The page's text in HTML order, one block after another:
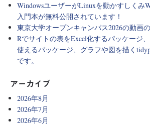
WindowsユーザーがLinuxを動かすしくみ
入門本が無料公開されています！
東京大学オープンキャンパス2026の動画の
Rでサイトの表をExcel化するパッケージ
使えるパッケージ、グラフや図を描く
です。
アーカイブ
2026年8月
2026年7月
2026年6月